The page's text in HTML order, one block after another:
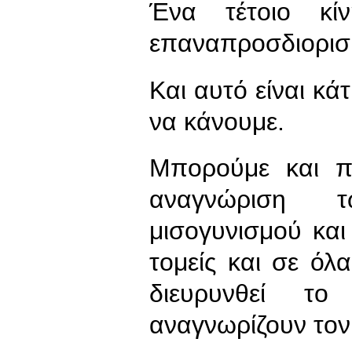
Ένα τέτοιο
Και αυτό είναι
να κάνουμε.
Μπορούμε και
αναγνώριση
μισογυνισμού
τομείς και σε
διευρυνθεί
αναγνωρίζουν